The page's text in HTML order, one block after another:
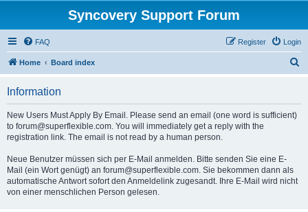
Syncovery Support Forum
FAQ Login
Register
Home Board index
Information
New Users Must Apply By Email. Please send an email (one word is sufficient)
to forum@superflexible.com. You will immediately get a reply with the
registration link. The email is not read by a human person.
Neue Benutzer müssen sich per E-Mail anmelden. Bitte senden Sie eine E-
Mail (ein Wort genügt) an forum@superflexible.com. Sie bekommen dann als
automatische Antwort sofort den Anmeldelink zugesandt. Ihre E-Mail wird nicht
von einer menschlichen Person gelesen.